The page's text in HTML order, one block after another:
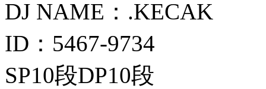
DJ NAME：.KECAK
ID：5467-9734
SP10段DP10段